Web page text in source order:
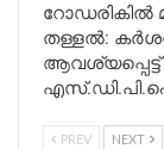
റോഡരികിൽ
തള്ളൽ:
ആവശ്യപ്പെട്ട്
PREV NEXT